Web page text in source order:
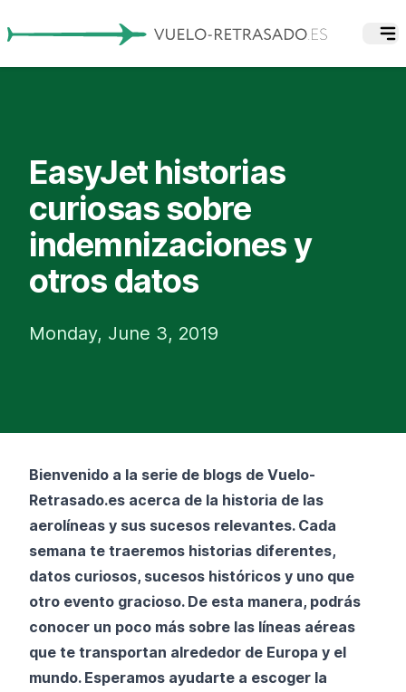
EasyJet historias
curiosas sobre
indemnizaciones y
otros datos
Monday, June 3, 2019
Bienvenido a la serie de blogs de Vuelo-
Retrasado.es acerca de la historia de las
aerolíneas y sus sucesos relevantes. Cada
semana te traeremos historias diferentes,
datos curiosos, sucesos históricos y uno que
otro evento gracioso. De esta manera, podrás
conocer un poco más sobre las líneas aéreas
que te transportan alrededor de Europa y el
mundo. Esperamos ayudarte a escoger la